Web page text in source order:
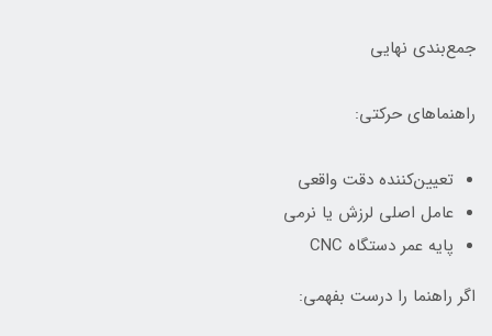
جمع‌بندی نهایی
راهنماهای حرکتی:
تعیین‌کننده دقت واقعی
عامل اصلی لرزش یا نرمی
پایه عمر دستگاه CNC
اگر راهنما را درست بفهمی: